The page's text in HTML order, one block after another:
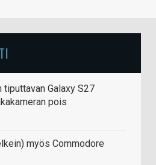
tiputtavan Galaxy S27
pois
myös Commodore